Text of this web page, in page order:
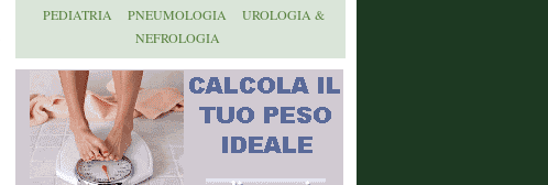
PEDIATRIA
PNEUMOLOGIA
UROLOGIA &
NEFROLOGIA